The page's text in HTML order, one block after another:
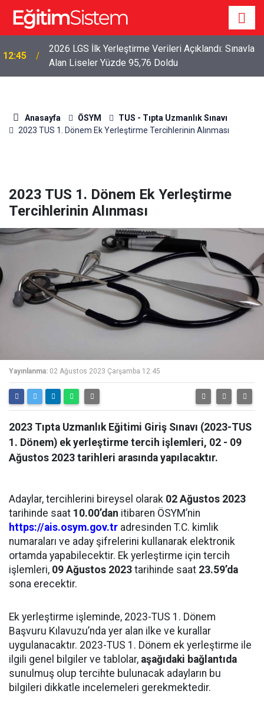
12:45
2026 LGS İlk Yerleştirme Verileri Açıklandı: Sınavla
Alan Liseler Yüzde 95,76 Doldu
Anasayfa ÖSYM
TUS - Tıpta Uzmanlık Sınavı
2023 TUS 1. Dönem Ek Yerleştirme Tercihlerinin Alınması
2023 TUS 1. Dönem Ek Yerleştirme
Tercihlerinin Alınması
Yayınlanma: 02 Ağustos 2023 Çarşamba 12:45
2023 Tıpta Uzmanlık Eğitimi Giriş Sınavı (2023-TUS
1. Dönem) ek yerleştirme tercih işlemleri, 02 - 09
Ağustos 2023 tarihleri arasında yapılacaktır.
Adaylar, tercihlerini bireysel olarak 02 Ağustos 2023
tarihinde saat 10.00’dan itibaren ÖSYM’nin
https://ais.osym.gov.tr adresinden T.C. kimlik
numaraları ve aday şifrelerini kullanarak elektronik
ortamda yapabilecektir. Ek yerleştirme için tercih
işlemleri, 09 Ağustos 2023 tarihinde saat 23.59’da
sona erecektir.
Ek yerleştirme işleminde, 2023-TUS 1. Dönem
Başvuru Kılavuzu’nda yer alan ilke ve kurallar
uygulanacaktır. 2023-TUS 1. Dönem ek yerleştirme ile
ilgili genel bilgiler ve tablolar, aşağıdaki bağlantıda
sunulmuş olup tercihte bulunacak adayların bu
bilgileri dikkatle incelemeleri gerekmektedir.